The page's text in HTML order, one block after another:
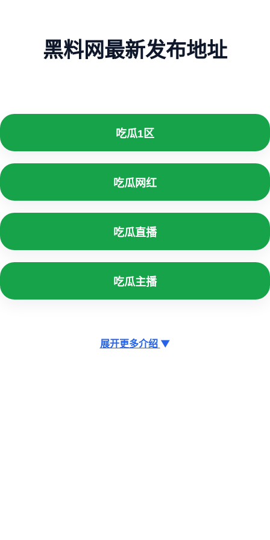
黑料网最新发布地址
吃瓜1区
吃瓜网红
吃瓜直播
吃瓜主播
展开更多介绍 ▼